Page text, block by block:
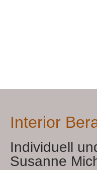
Interior
Individuell
Susanne